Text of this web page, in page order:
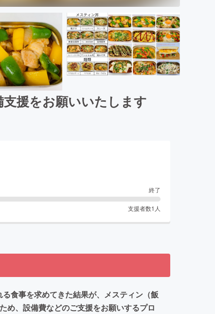
援をお願いいたします
終了
支援者数1 人
食事を求めてきた結果が、メスティン（飯
め、設備費などのご支援をお願いするプロ